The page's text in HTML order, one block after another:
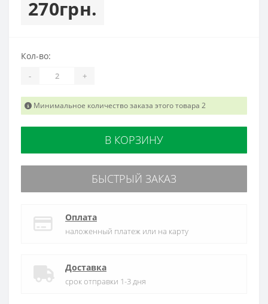
270грн.
Кол-во:
- +
Минимальное количество заказа этого товара 2
В КОРЗИНУ
БЫСТРЫЙ ЗАКАЗ
Оплата
наложенный платеж или на карту
Доставка
срок отправки 1-3 дня